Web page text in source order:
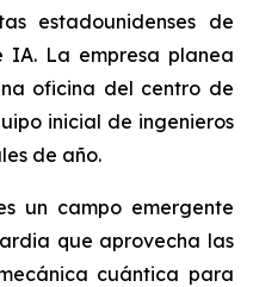
estadounidenses de
IA. La empresa planea
oficina del centro de
inicial de ingenieros
de año.
un campo emergente
que aprovecha las
cuántica para